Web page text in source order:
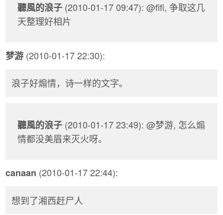
聽風的浪子 (2010-01-17 09:47): @fifi, 争取这几
天整理好相片
梦游 (2010-01-17 22:30):
浪子好煽情，诗一样的文字。
聽風的浪子 (2010-01-17 23:49): @梦游, 怎么煽
情都没美眉来灭火呀。
canaan (2010-01-17 22:44):
想到了湘西赶尸人